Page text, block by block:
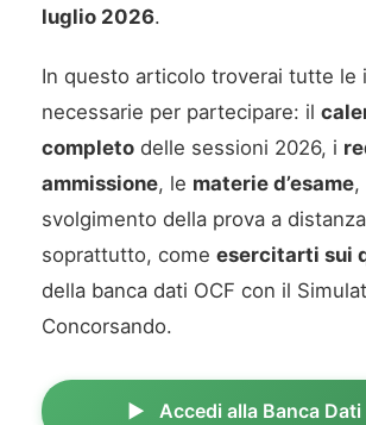
luglio 2026.
In questo articolo troverai tutte le
necessarie per partecipare: il
completo delle sessioni 2026, i
ammissione, le materie d’esame,
svolgimento della prova a
soprattutto, come esercitarti sui
della banca dati OCF con il
Concorsando.
Accedi alla Banca Dati